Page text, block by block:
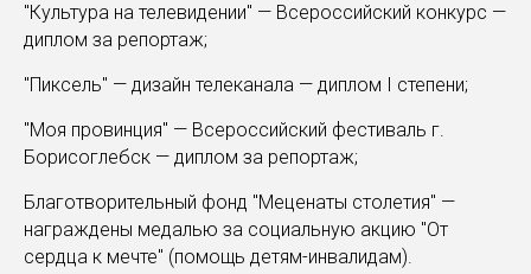
"Культура на телевидении" — Всероссийский конкурс —
диплом за репортаж;
"Пиксель" — дизайн телеканала — диплом I степени;
"Моя провинция" — Всероссийский фестиваль г.
Борисоглебск — диплом за репортаж;
Благотворительный фонд "Меценаты столетия" —
награждены медалью за социальную акцию "От
сердца к мечте" (помощь детям-инвалидам).